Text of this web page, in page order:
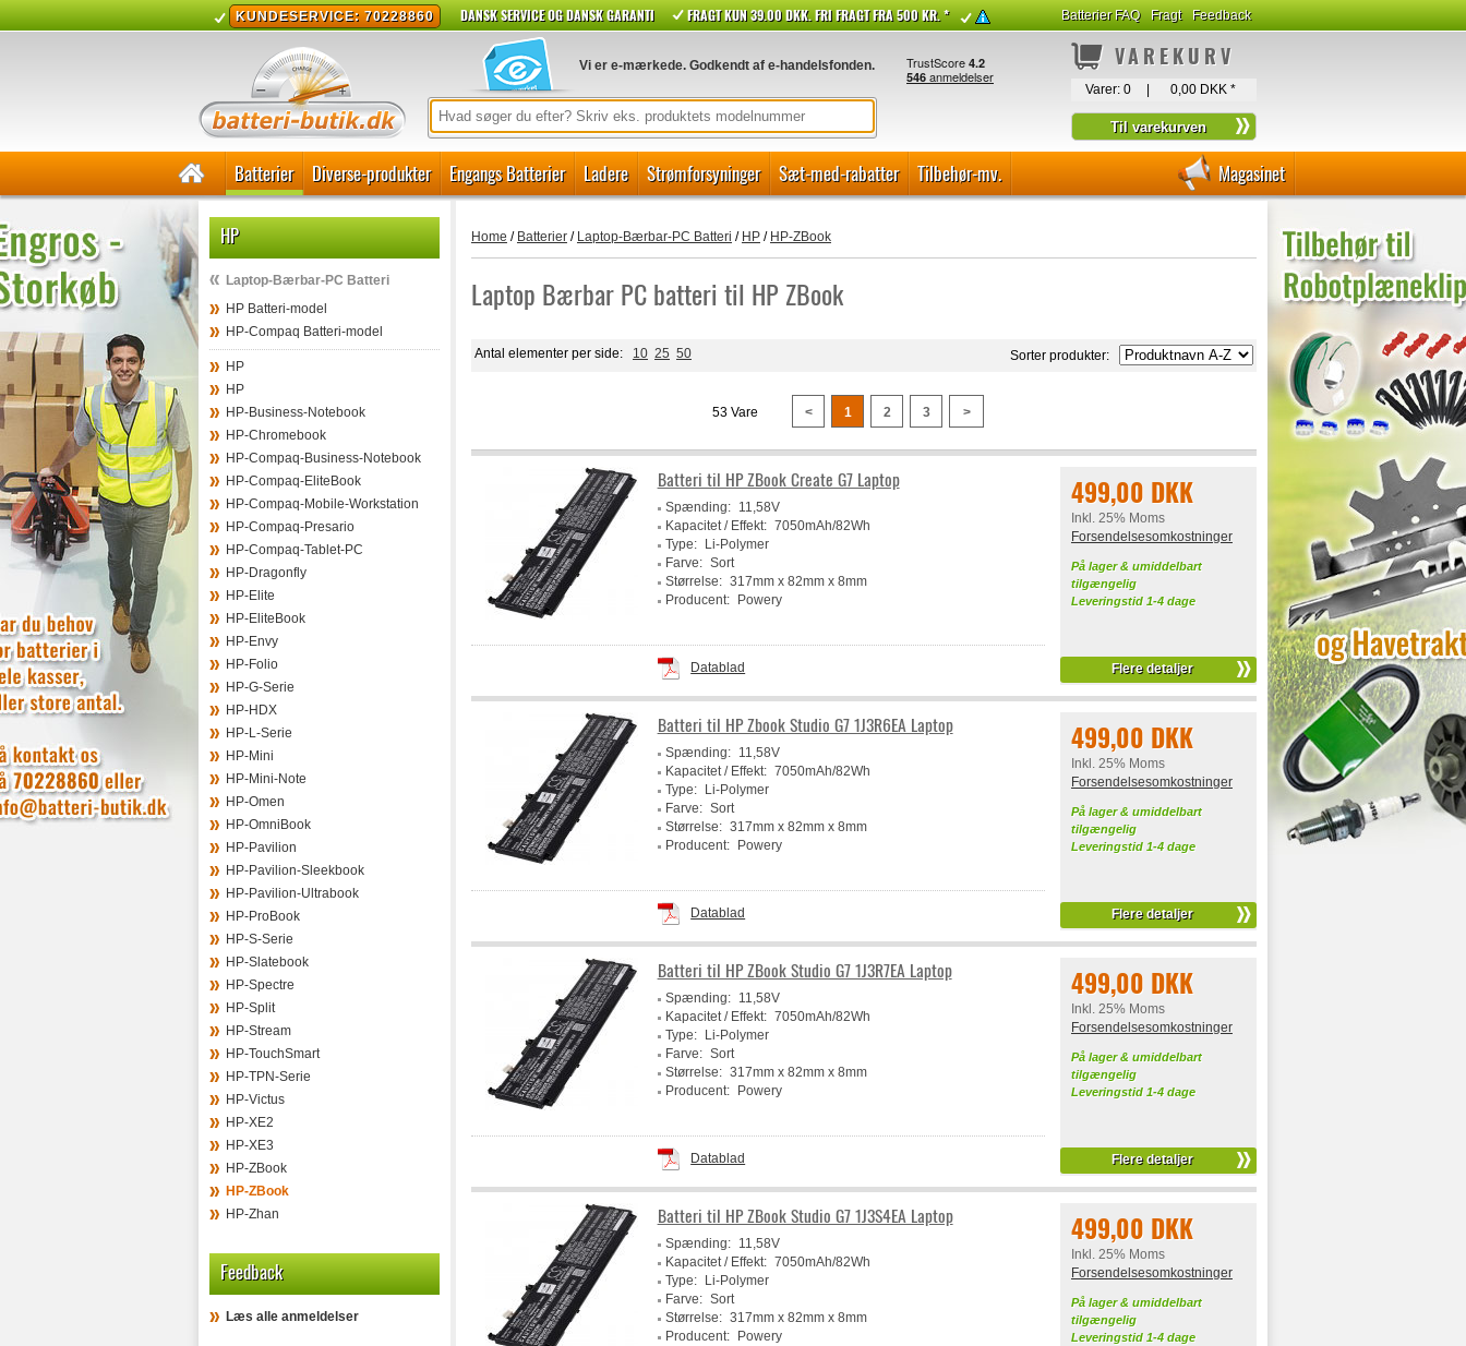
KUNDESERVICE: 70228860 DANSK SERVICE OG DANSK GARANTI FRAGT KUN 39.00 DKK. FRI FRAGT FRA 500 KR. * Batterier FAQ Fragt Feedback
Vi er e-mærkede. Godkendt af e-handelsfonden. VAREKURV
Varer: 0 0,00 DKK *
Batterier Diverse-produkter Engangs Batterier Ladere Strømforsyninger Sæt-med-rabatter Tilbehør-mv. Magasinet
HP
Laptop-Bærbar-PC Batteri
HP Batteri-model
HP-Compaq Batteri-model
HP
HP
HP-Business-Notebook
HP-Chromebook
HP-Compaq-Business-Notebook
HP-Compaq-EliteBook
HP-Compaq-Mobile-Workstation
HP-Compaq-Presario
HP-Compaq-Tablet-PC
HP-Dragonfly
HP-Elite
HP-EliteBook
HP-Envy
HP-Folio
HP-G-Serie
HP-HDX
HP-L-Serie
HP-Mini
HP-Mini-Note
HP-Omen
HP-OmniBook
HP-Pavilion
HP-Pavilion-Sleekbook
HP-Pavilion-Ultrabook
HP-ProBook
HP-S-Serie
HP-Slatebook
HP-Spectre
HP-Split
HP-Stream
HP-TouchSmart
HP-TPN-Serie
HP-Victus
HP-XE2
HP-XE3
HP-ZBook
HP-ZBook
HP-Zhan
Feedback
Læs alle anmeldelser
Home / Batterier/ Laptop-Bærbar-PC Batteri / HP/ HP-ZBook
Laptop Bærbar PC batteri til HP ZBook
Antal elementer per side: 10 25 50 Sorter produkter:
53 Vare < 1 2 3 >
499,00 DKK
Inkl. 25% Moms
Forsendelsesomkostninger
På lager & umiddelbart
tilgængelig
Leveringstid 1-4 dage
Flere detaljer
Batteri til HP ZBook Create G7 Laptop
Spænding:
11,58V
Kapacitet / Effekt: 7050mAh/82Wh
Type:
Li-Polymer
Farve: Sort
Størrelse: 317mm x 82mm x 8mm
Producent:
Powery
Datablad
499,00 DKK
Inkl. 25% Moms
Forsendelsesomkostninger
På lager & umiddelbart
tilgængelig
Leveringstid 1-4 dage
Flere detaljer
Batteri til HP Zbook Studio G7 1J3R6EA Laptop
Spænding:
11,58V
Kapacitet / Effekt: 7050mAh/82Wh
Type:
Li-Polymer
Farve: Sort
Størrelse: 317mm x 82mm x 8mm
Producent:
Powery
Datablad
499,00 DKK
Inkl. 25% Moms
Forsendelsesomkostninger
På lager & umiddelbart
tilgængelig
Leveringstid 1-4 dage
Flere detaljer
Batteri til HP ZBook Studio G7 1J3R7EA Laptop
Spænding:
11,58V
Kapacitet / Effekt: 7050mAh/82Wh
Type:
Li-Polymer
Farve: Sort
Størrelse: 317mm x 82mm x 8mm
Producent:
Powery
Datablad
499,00 DKK
Inkl. 25% Moms
Forsendelsesomkostninger
På lager & umiddelbart
tilgængelig
Leveringstid 1-4 dage
Batteri til HP ZBook Studio G7 1J3S4EA Laptop
Spænding:
11,58V
Kapacitet / Effekt: 7050mAh/82Wh
Type:
Li-Polymer
Farve: Sort
Størrelse: 317mm x 82mm x 8mm
Producent:
Powery